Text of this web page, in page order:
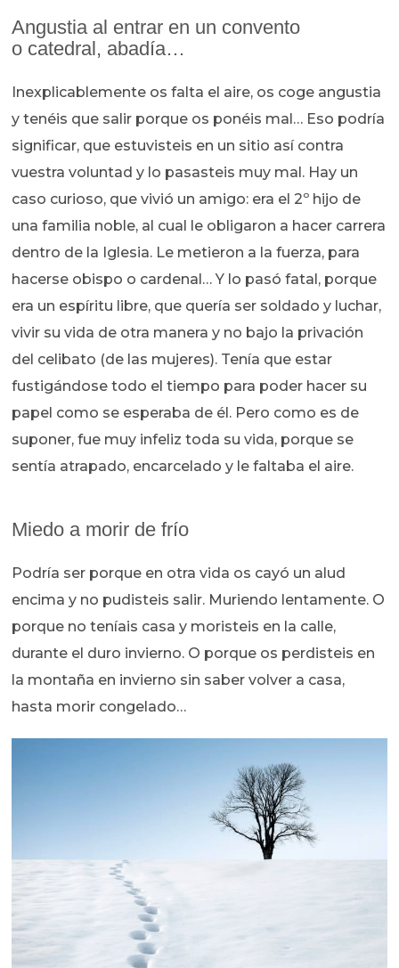
Angustia al entrar en un convento
o catedral, abadía…
Inexplicablemente os falta el aire, os coge angustia
y tenéis que salir porque os ponéis mal… Eso podría
significar, que estuvisteis en un sitio así contra
vuestra voluntad y lo pasasteis muy mal. Hay un
caso curioso, que vivió un amigo: era el 2º hijo de
una familia noble, al cual le obligaron a hacer carrera
dentro de la Iglesia. Le metieron a la fuerza, para
hacerse obispo o cardenal… Y lo pasó fatal, porque
era un espíritu libre, que quería ser soldado y luchar,
vivir su vida de otra manera y no bajo la privación
del celibato (de las mujeres). Tenía que estar
fustigándose todo el tiempo para poder hacer su
papel como se esperaba de él. Pero como es de
suponer, fue muy infeliz toda su vida, porque se
sentía atrapado, encarcelado y le faltaba el aire.
Miedo a morir de frío
Podría ser porque en otra vida os cayó un alud
encima y no pudisteis salir. Muriendo lentamente. O
porque no teníais casa y moristeis en la calle,
durante el duro invierno. O porque os perdisteis en
la montaña en invierno sin saber volver a casa,
hasta morir congelado…